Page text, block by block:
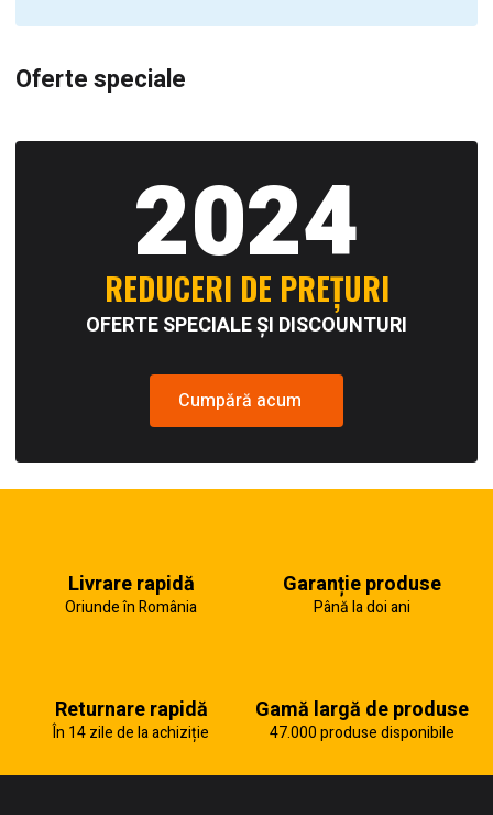
Oferte speciale
2024
REDUCERI DE PREȚURI
OFERTE SPECIALE ȘI DISCOUNTURI
Cumpără acum
Livrare rapidă
Oriunde în România
Garanție produse
Până la doi ani
Returnare rapidă
În 14 zile de la achiziție
Gamă largă de produse
47.000 produse disponibile